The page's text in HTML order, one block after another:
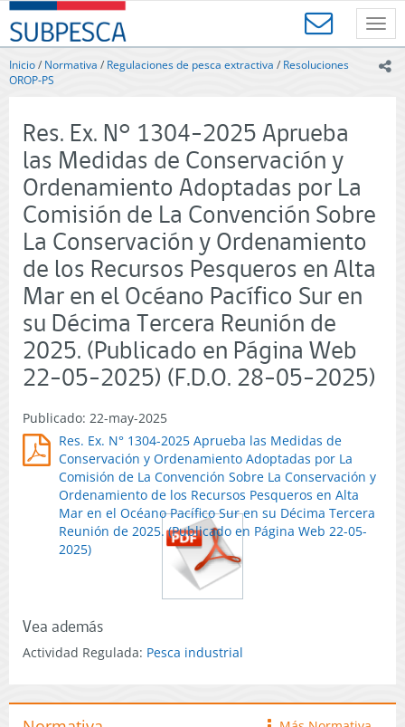
Contenido
principal
SUBPESCA
-
Subsecretaría
de
Acuicultura
Gobierno
de
Chile
Inicio/ Normativa / Regulaciones de pesca extractiva / Resoluciones
OROP-PS
Res. Ex. N° 1304-2025 Aprueba
las Medidas de Conservación y
Ordenamiento Adoptadas por La
Comisión de La Convención Sobre
La Conservación y Ordenamiento
de los Recursos Pesqueros en Alta
Mar en el Océano Pacífico Sur en
su Décima Tercera Reunión de
2025. (Publicado en Página Web
22-05-2025) (F.D.O. 28-05-2025)
Publicado: 22-may-2025
Res. Ex. N° 1304-2025 Aprueba las Medidas de
Conservación y Ordenamiento Adoptadas por La
Comisión de La Convención Sobre La Conservación y
Ordenamiento de los Recursos Pesqueros en Alta
Mar en el Océano Pacífico Sur en su Décima Tercera
Reunión de 2025. (Publicado en Página Web 22-05-
2025)
Vea además
Actividad Regulada: Pesca industrial